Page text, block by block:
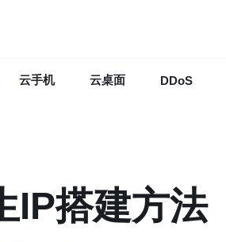
云手机 云桌面 DDoS
IP搭建方法